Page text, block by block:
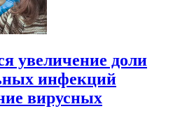
увеличение доли
инфекций
вирусных